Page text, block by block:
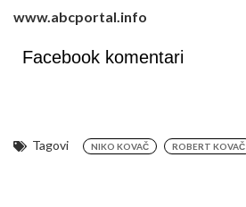
www.abcportal.info
Facebook komentari
Tagovi NIKO KOVAČ ROBERT KOVAČ